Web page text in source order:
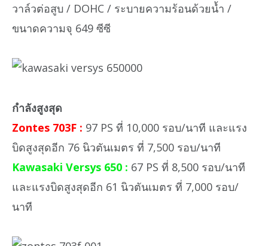
วาล์วต่อสูบ / DOHC / ระบายความร้อนด้วยน้ำ /
ขนาดความจุ 649 ซีซี
กำลังสูงสุด
Zontes 703F : 97 PS ที่ 10,000 รอบ/นาที และแรง
บิดสูงสุดอีก 76 นิวตันเมตร ที่ 7,500 รอบ/นาที
Kawasaki Versys 650 : 67 PS ที่ 8,500 รอบ/นาที
และแรงบิดสูงสุดอีก 61 นิวตันเมตร ที่ 7,000 รอบ/
นาที